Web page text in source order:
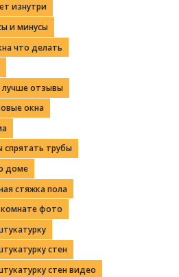
изнутри
и минусы
что делать
лучше отзывы
окна
спрятать трубы
доме
стяжка пола
комнате фото
стен
стен видео